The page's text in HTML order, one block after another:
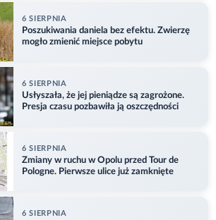
6 SIERPNIA
Poszukiwania daniela bez efektu. Zwierzę
mogło zmienić miejsce pobytu
6 SIERPNIA
Usłyszała, że jej pieniądze są zagrożone.
Presja czasu pozbawiła ją oszczędności
6 SIERPNIA
Zmiany w ruchu w Opolu przed Tour de
Pologne. Pierwsze ulice już zamknięte
6 SIERPNIA